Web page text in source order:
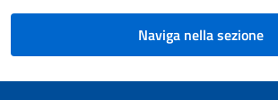
Naviga nella sezione